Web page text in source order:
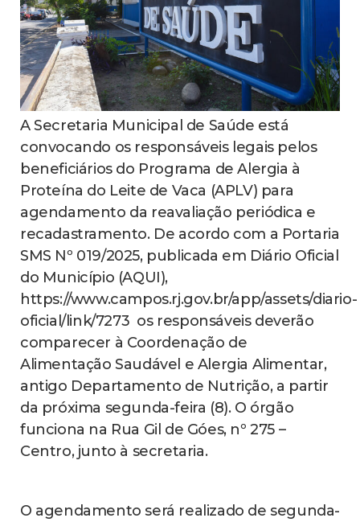
A Secretaria Municipal de Saúde está
convocando os responsáveis legais pelos
beneficiários do Programa de Alergia à
Proteína do Leite de Vaca (APLV) para
agendamento da reavaliação periódica e
recadastramento. De acordo com a Portaria
SMS Nº 019/2025, publicada em Diário Oficial
do Município (AQUI),
https://www.campos.rj.gov.br/app/assets/diario-
oficial/link/7273 os responsáveis deverão
comparecer à Coordenação de
Alimentação Saudável e Alergia Alimentar,
antigo Departamento de Nutrição, a partir
da próxima segunda-feira (8). O órgão
funciona na Rua Gil de Góes, nº 275 –
Centro, junto à secretaria.
O agendamento será realizado de segunda-